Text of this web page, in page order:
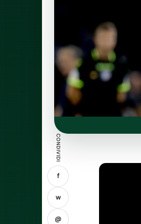
CONDIVIDI
f
w
@